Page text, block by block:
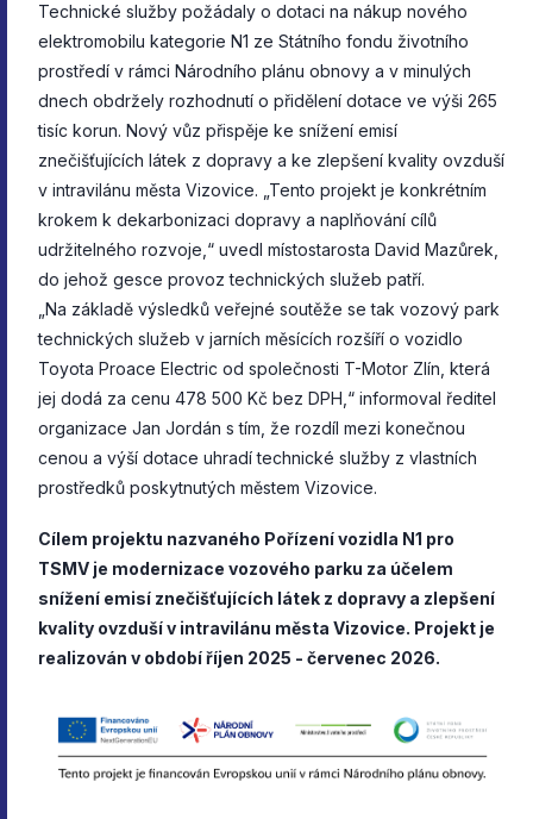
Technické služby požádaly o dotaci na nákup nového
elektromobilu kategorie N1 ze Státního fondu životního
prostředí v rámci Národního plánu obnovy a v minulých
dnech obdržely rozhodnutí o přidělení dotace ve výši 265
tisíc korun. Nový vůz přispěje ke snížení emisí
znečišťujících látek z dopravy a ke zlepšení kvality ovzduší
v intravilánu města Vizovice. „Tento projekt je konkrétním
krokem k dekarbonizaci dopravy a naplňování cílů
udržitelného rozvoje,“ uvedl místostarosta David Mazůrek,
do jehož gesce provoz technických služeb patří.
„Na základě výsledků veřejné soutěže se tak vozový park
technických služeb v jarních měsících rozšíří o vozidlo
Toyota Proace Electric od společnosti T-Motor Zlín, která
jej dodá za cenu 478 500 Kč bez DPH,“ informoval ředitel
organizace Jan Jordán s tím, že rozdíl mezi konečnou
cenou a výší dotace uhradí technické služby z vlastních
prostředků poskytnutých městem Vizovice.
Cílem projektu nazvaného Pořízení vozidla N1 pro
TSMV je modernizace vozového parku za účelem
snížení emisí znečišťujících látek z dopravy a zlepšení
kvality ovzduší v intravilánu města Vizovice. Projekt je
realizován v období říjen 2025 - červenec 2026.